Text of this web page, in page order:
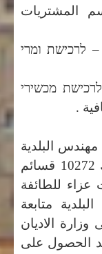
المشتريات
לרכישת ומרי
לרכישת מכשירי
البلدية
تخصيص قسم من الارض في بلوك 10272 قسائم
بيت عزاء للطائفة
متابعة
الاديان
الحصول على